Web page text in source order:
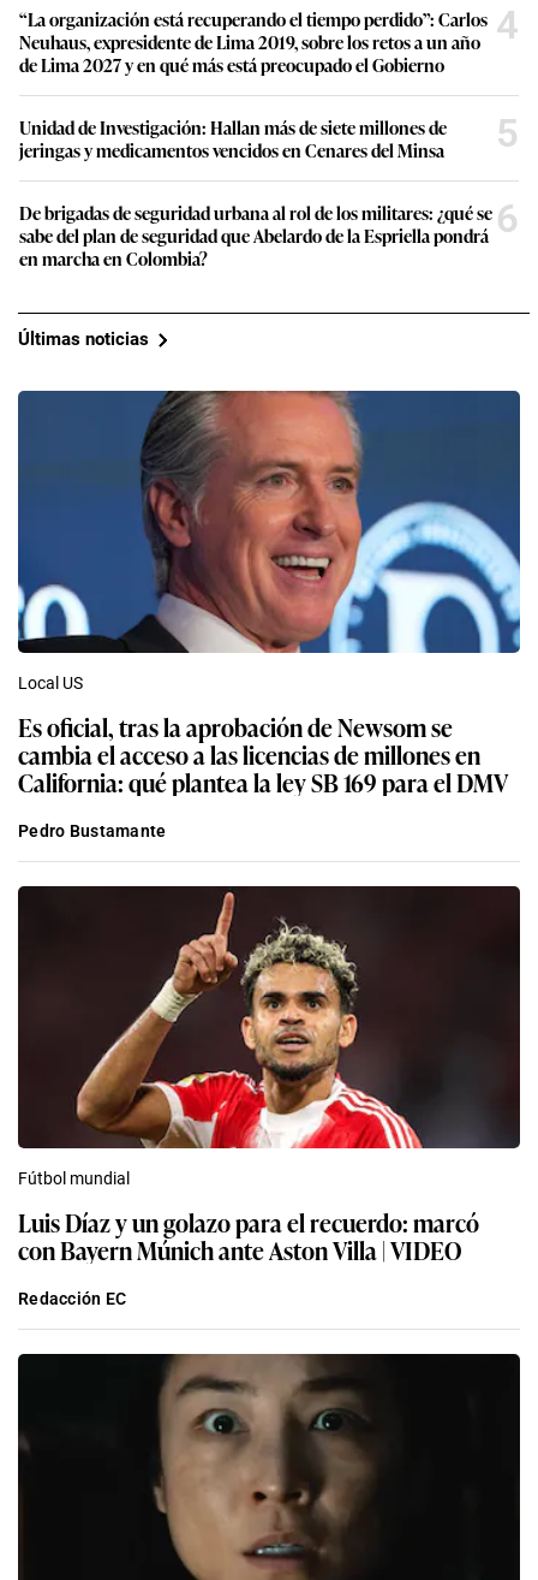
“La organización está recuperando el tiempo perdido”: Carlos
Neuhaus, expresidente de Lima 2019, sobre los retos a un año
de Lima 2027 y en qué más está preocupado el Gobierno
4
Unidad de Investigación: Hallan más de siete millones de
jeringas y medicamentos vencidos en Cenares del Minsa
5
De brigadas de seguridad urbana al rol de los militares: ¿qué se
sabe del plan de seguridad que Abelardo de la Espriella pondrá
en marcha en Colombia?
6
Últimas noticias
Local US
Es oficial, tras la aprobación de Newsom se
cambia el acceso a las licencias de millones en
California: qué plantea la ley SB 169 para el DMV
Pedro Bustamante
Fútbol mundial
Luis Díaz y un golazo para el recuerdo: marcó
con Bayern Múnich ante Aston Villa | VIDEO
Redacción EC